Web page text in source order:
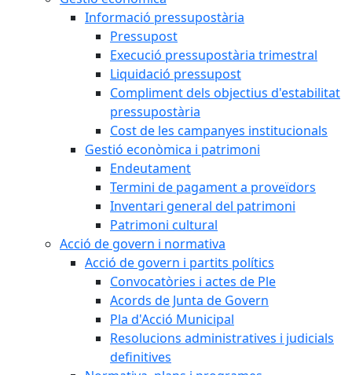
Informació pressupostària
Pressupost
Execució pressupostària trimestral
Liquidació pressupost
Compliment dels objectius d'estabilitat
pressupostària
Cost de les campanyes institucionals
Gestió econòmica i patrimoni
Endeutament
Termini de pagament a proveïdors
Inventari general del patrimoni
Patrimoni cultural
Acció de govern i normativa
Acció de govern i partits polítics
Convocatòries i actes de Ple
Acords de Junta de Govern
Pla d'Acció Municipal
Resolucions administratives i judicials
definitives